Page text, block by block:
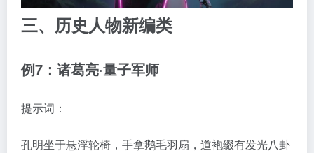
三、历史人物新编类
例7：诸葛亮·量子军师
提示词：
孔明坐于悬浮轮椅，手拿鹅毛羽扇，道袍缀有发光八卦